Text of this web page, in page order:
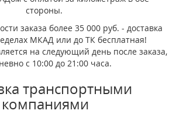
стороны.
заказа более 35 000 руб. - доставка
МКАД или до ТК бесплатная!
на следующий день после заказа,
с 10:00 до 21:00 часа.
транспортными
компаниями